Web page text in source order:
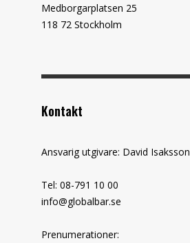
Medborgarplatsen 25
118 72 Stockholm
Kontakt
Ansvarig utgivare: David Isaksson
Tel: 08-791 10 00
info@globalbar.se
Prenumerationer: